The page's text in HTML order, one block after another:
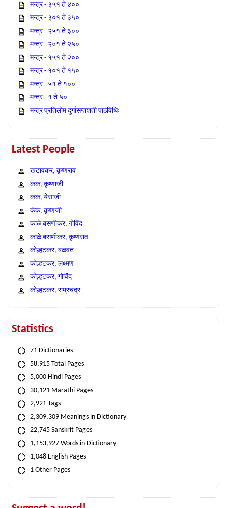
मन्त्र - ३५१ ते ४००
मन्त्र - ३०१ ते ३५०
मन्त्र - २५१ ते ३००
मन्त्र - २०१ ते २५०
मन्त्र - १५१ ते २००
मन्त्र - १०१ ते १५०
मन्त्र - ५१ ते १००
मन्त्र - १ ते ५०
मन्त्र प्रतिलोम दुर्गासप्तशती पाठविधिः
Latest People
खटावकर, कृष्णराव
कंक, कृष्णाजी
कंक, येसाजी
कंक, कृष्णजी
काळे बसणीकर, गोविंद
काळे बसणीकर, कृष्णराव
कोल्हटकर, बळवंत
कोल्हटकर, लक्ष्मण
कोल्हटकर, गोविंद
कोल्हटकर, राम्रचंद्र
Statistics
71 Dictionaries
58,915 Total Pages
5,000 Hindi Pages
30,121 Marathi Pages
2,921 Tags
2,309,309 Meanings in Dictionary
22,745 Sanskrit Pages
1,153,927 Words in Dictionary
1,048 English Pages
1 Other Pages